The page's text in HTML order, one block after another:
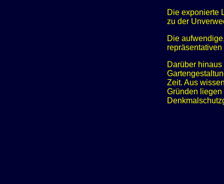
Die exponierte
zu der
Die
Darüber
Zeit. Aus
Gründen